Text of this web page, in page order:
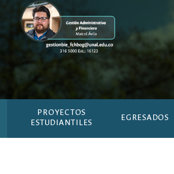
PROYECTOS
ESTUDIANTILES
EGRESADOS